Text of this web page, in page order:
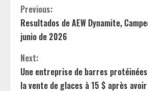
C
o
n
t
Previous:
Resultados de AEW Dynamite,
junio de 2026
Next:
Une entreprise de barres
la vente de glaces à 15 $ après